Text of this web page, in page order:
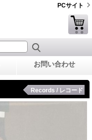
PCサイト
お問い合わせ
Records / レコード